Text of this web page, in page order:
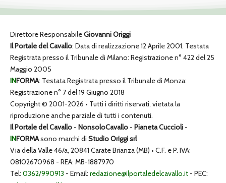
Direttore ResponsabileGiovanni Origgi
Il Portale del Cavallo: Data di realizzazione 12 Aprile 2001. Testata
Registrata presso il Tribunale di Milano: Registrazione n° 422 del 25
Maggio 2005
INFORMA: Testata Registrata presso il Tribunale di Monza:
Registrazione n° 7 del 19 Giugno 2018
Copyright © 2001-2026 • Tutti i diritti riservati, vietata la
riproduzione anche parziale di tutti i contenuti.
Il Portale del Cavallo - NonsoloCavallo - Pianeta Cuccioli -
INFORMAsono marchi di Studio Origgi srl
Via della Valle 46/a, 20841 Carate Brianza (MB) • C.F. e P. IVA:
08102670968 - REA: MB-1887970
Tel: 0362/990913 - Email: redazione@ilportaledelcavallo.it - PEC: